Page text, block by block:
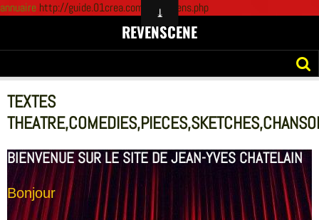
annuaire http://guide.01crea.com/faire-liens.php
REVENSCENE
TEXTES
BIENVENUE SUR LE SITE DE JEAN-YVES CHATELAIN
Bonjour